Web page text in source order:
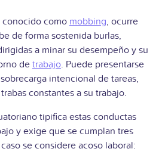
conocido como mobbing, ocurre
de forma sostenida burlas,
a minar su desempeño y su
de trabajo. Puede presentarse
intencional de tareas,
constantes a su trabajo.
tipifica estas conductas
y exige que se cumplan tres
se considere acoso laboral: